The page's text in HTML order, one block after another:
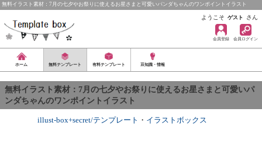
無料イラスト素材：7月の七夕やお祭りに使えるお星さまと可愛いパンダちゃんのワンポイントイラスト
ようこそ ゲスト さん
会員登録 会員ログイン
ホーム 無料テンプレート 有料テンプレート 豆知識・情報
無料イラスト素材：7月の七夕やお祭りに使えるお星さまと可愛いパ
ンダちゃんのワンポイントイラスト
illust-box+secret/テンプレート ・ イラストボックス